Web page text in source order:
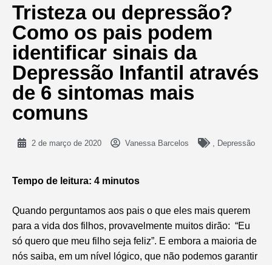
Tristeza ou depressão?
Como os pais podem
identificar sinais da
Depressão Infantil através
de 6 sintomas mais
comuns
2 de março de 2020 Vanessa Barcelos Depressão
Tempo de leitura: 4 minutos
Quando perguntamos aos pais o que eles mais querem
para a vida dos filhos, provavelmente muitos dirão: “Eu
só quero que meu filho seja feliz”. E embora a maioria de
nós saiba, em um nível lógico, que não podemos garantir